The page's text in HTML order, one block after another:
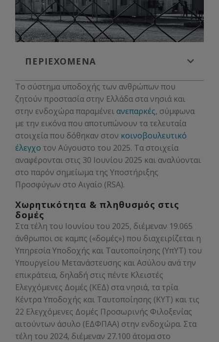
ΠΕΡΙΕΧΌΜΕΝΑ
Το σύστημα υποδοχής των ανθρώπων που
ζητούν προστασία στην Ελλάδα στα νησιά και
στην ενδοχώρα παραμένειανεπαρκές, σύμφωνα
με την εικόνα που αποτυπώνουν τα τελευταία
στοιχεία που δόθηκαν στον κοινοβουλευτικό
έλεγχο τον Αύγουστο του 2025. Τα στοιχεία
αναφέρονται στις 30 Ιουνίου 2025 και αναλύονται
στο παρόν σημείωμα της Υποστήριξης
Προσφύγων στο Αιγαίο (RSA).
Χωρητικότητα & πληθυσμός στις
δομές
Στα τέλη του Ιουνίου του 2025, διέμεναν 19.065
άνθρωποι σε καμπς («δομές») που διαχειρίζεται η
Υπηρεσία Υποδοχής και Ταυτοποίησης (ΥπΥΤ) του
Υπουργείου Μετανάστευσης και Ασύλου ανά την
επικράτεια, δηλαδή στις πέντε Κλειστές
Ελεγχόμενες Δομές (ΚΕΔ) στα νησιά, τα τρία
Κέντρα Υποδοχής και Ταυτοποίησης (ΚΥΤ) και τις
22 Ελεγχόμενες Δομές Προσωρινής Φιλοξενίας
αιτούντων άσυλο (ΕΔΦΠΑΑ) στην ενδοχώρα. Στα
τέλη του 2024, διέμεναν 27.100 άτομα στο